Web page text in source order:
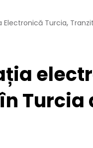
Electronică Turcia,
Turcia